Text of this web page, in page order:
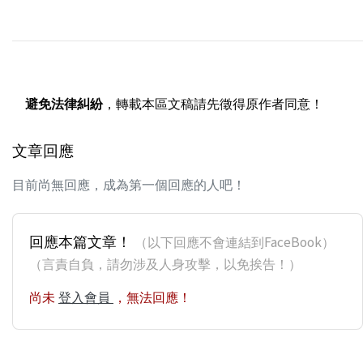
避免法律糾紛，轉載本區文稿請先徵得原作者同意！
文章回應
目前尚無回應，成為第一個回應的人吧！
回應本篇文章！
（以下回應不會連結到FaceBook）
（言責自負，請勿涉及人身攻擊，以免挨告！）
尚未 登入會員 ，無法回應！